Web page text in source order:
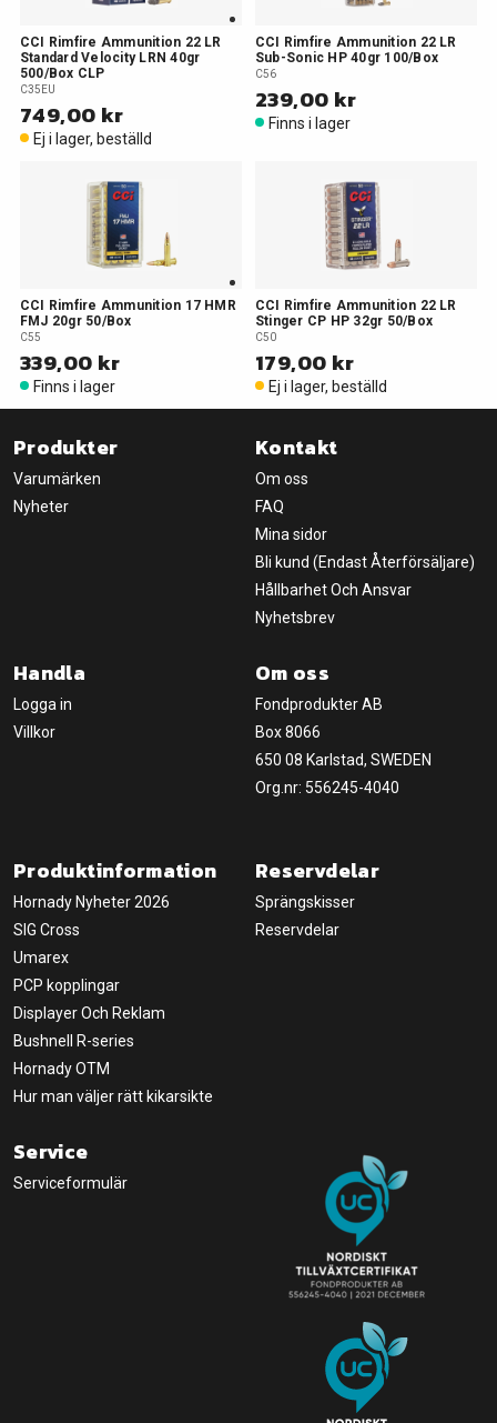
CCI Rimfire Ammunition 22 LR
Standard Velocity LRN 40gr
500/Box CLP
C35EU
749,00 kr
Ej i lager, beställd
CCI Rimfire Ammunition 22 LR
Sub-Sonic HP 40gr 100/Box
C56
239,00 kr
Finns i lager
CCI Rimfire Ammunition 17 HMR
FMJ 20gr 50/Box
C55
339,00 kr
Finns i lager
CCI Rimfire Ammunition 22 LR
Stinger CP HP 32gr 50/Box
C50
179,00 kr
Ej i lager, beställd
Produkter
Varumärken
Nyheter
Kontakt
Om oss
FAQ
Mina sidor
Bli kund (Endast Återförsäljare)
Hållbarhet Och Ansvar
Nyhetsbrev
Handla
Logga in
Villkor
Om oss
Fondprodukter AB
Box 8066
650 08 Karlstad, SWEDEN
Org.nr: 556245-4040
Produktinformation
Hornady Nyheter 2026
SIG Cross
Umarex
PCP kopplingar
Displayer Och Reklam
Bushnell R-series
Hornady OTM
Hur man väljer rätt kikarsikte
Reservdelar
Sprängskisser
Reservdelar
Service
Serviceformulär